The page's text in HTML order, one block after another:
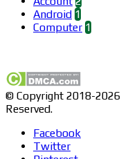
Android 1
Computer 1
© Copyright 2018-2026
Reserved.
Facebook
Twitter